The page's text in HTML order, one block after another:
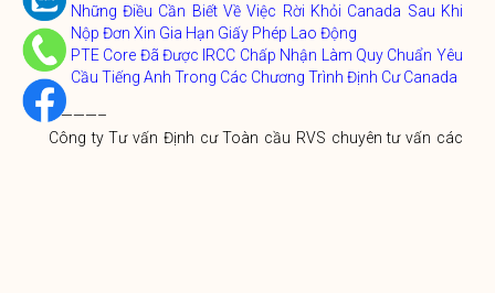
Những Điều Cần Biết Về Việc Rời Khỏi Canada Sau Khi
Nộp Đơn Xin Gia Hạn Giấy Phép Lao Động
PTE Core Đã Được IRCC Chấp Nhận Làm Quy Chuẩn Yêu
Cầu Tiếng Anh Trong Các Chương Trình Định Cư Canada
————–
Công ty Tư vấn Định cư Toàn cầu RVS chuyên tư vấn các